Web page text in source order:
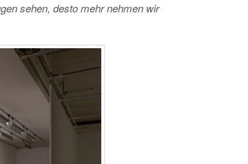
sehen, desto mehr nehmen wir